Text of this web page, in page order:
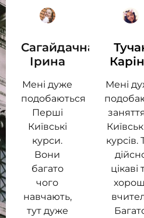
Сагайдачна
Ірина
Мені дуже
подобаються
Перші
Київські
курси.
Вони
багато
чого
навчають,
тут дуже
Мені
курсів.
цікаві